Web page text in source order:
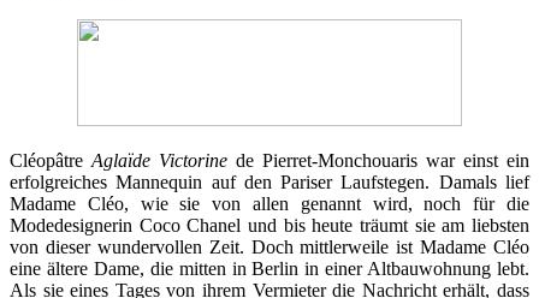
Cléopâtre Aglaïde Victorine de Pierret-Monchouaris war einst ein
erfolgreiches Mannequin auf den Pariser Laufstegen. Damals lief
Madame Cléo, wie sie von allen genannt wird, noch für die
Modedesignerin Coco Chanel und bis heute träumt sie am liebsten
von dieser wundervollen Zeit. Doch mittlerweile ist Madame Cléo
eine ältere Dame, die mitten in Berlin in einer Altbauwohnung lebt.
Als sie eines Tages von ihrem Vermieter die Nachricht erhält, dass